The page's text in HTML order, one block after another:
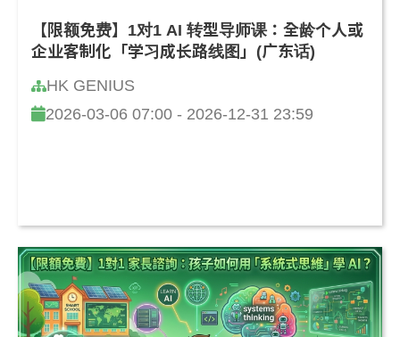
【限额免费】1对1 AI 转型导师课：全龄个人或
企业客制化「学习成长路线图」(广东话)
HK GENIUS
2026-03-06 07:00 - 2026-12-31 23:59